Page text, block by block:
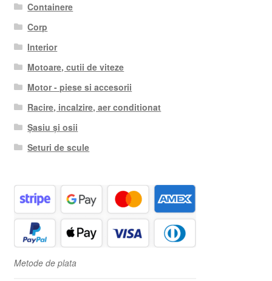
Containere
Corp
Interior
Motoare, cutii de viteze
Motor - piese si accesorii
Racire, incalzire, aer conditionat
Șasiu și osii
Seturi de scule
Metode de plata